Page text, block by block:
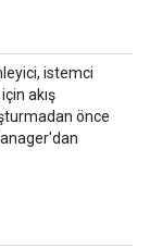
istemci
akış
önce